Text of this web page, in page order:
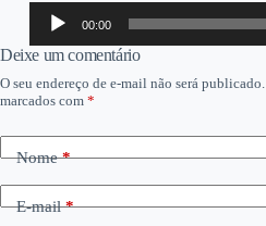
Tocador
áudio
00:00
Deixe um comentário
O seu endereço de e-mail não será publicado.
marcados com *
Nome*
E-mail*